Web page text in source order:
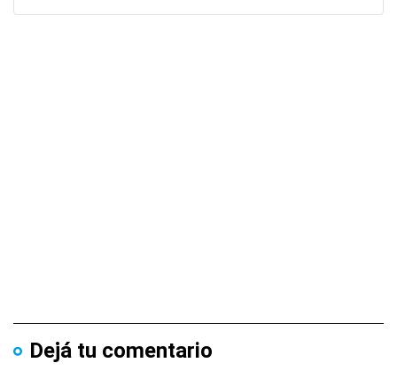
Dejá tu comentario